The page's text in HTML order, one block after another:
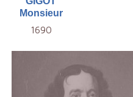
Monsieur
1690